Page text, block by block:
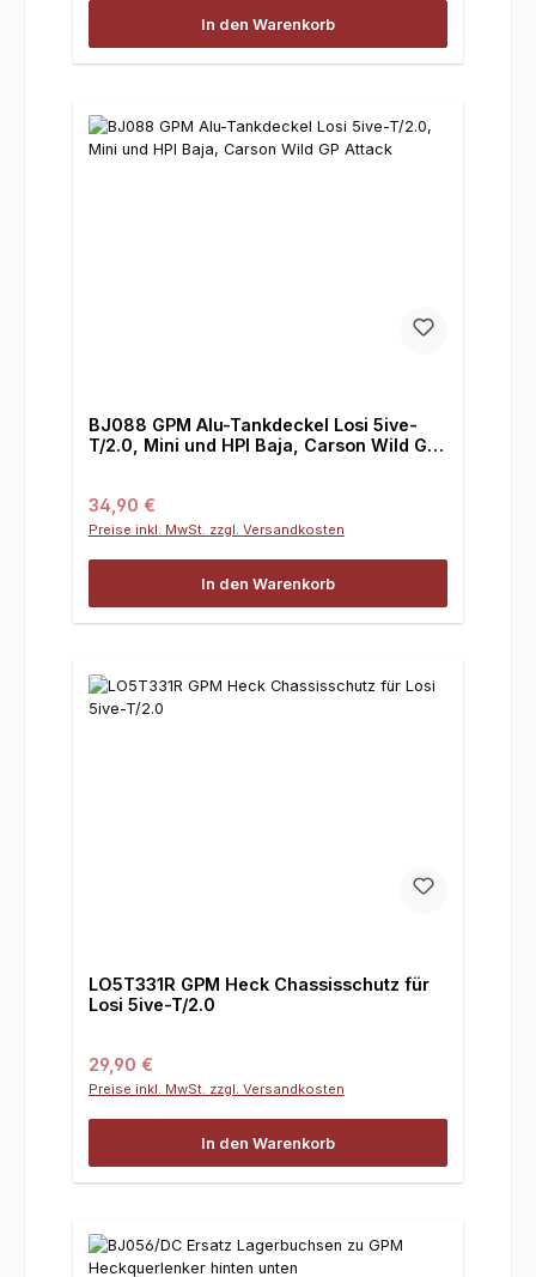
In den Warenkorb
BJ088 GPM Alu-Tankdeckel Losi 5ive-
T/2.0, Mini und HPI Baja, Carson Wild GP
Regulärer Preis:
34,90 €
Preise inkl. MwSt. zzgl. Versandkosten
In den Warenkorb
LO5T331R GPM Heck Chassisschutz für
Losi 5ive-T/2.0
Regulärer Preis:
29,90 €
Preise inkl. MwSt. zzgl. Versandkosten
In den Warenkorb